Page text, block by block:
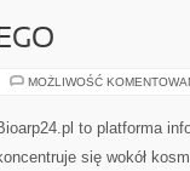
MOŻLIWOŚĆ
to platforma
się wokół